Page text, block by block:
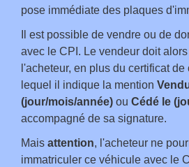
pose immédiate des plaques
Il est possible de vendre ou de
avec le CPI. Le vendeur doit
l'acheteur, en plus du certificat
lequel il indique la mention
(jour/mois/année) ou Cédé le
accompagné de sa signature.
Mais attention, l'acheteur ne
immatriculer ce véhicule avec le